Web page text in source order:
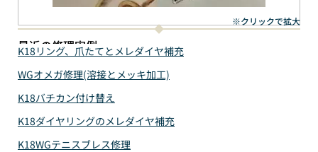
※クリックで拡大
最近の修理実例
K18リング、爪たてとメレダイヤ補充
WGオメガ修理(溶接とメッキ加工)
K18バチカン付け替え
K18ダイヤリングのメレダイヤ補充
K18WGテニスブレス修理